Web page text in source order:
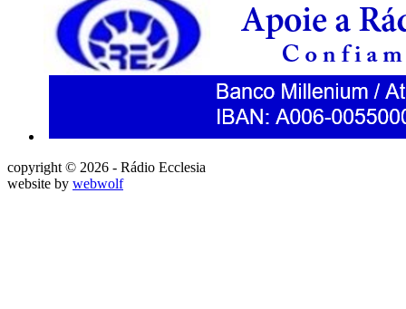
copyright © 2026 - Rádio Ecclesia
website by webwolf